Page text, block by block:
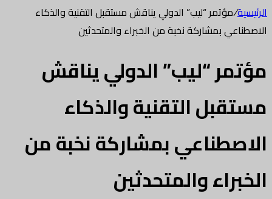
الرئيسية/مؤتمر “ليب” الدولي يناقش مستقبل التقنية والذكاء
الاصطناعي بمشاركة نخبة من الخبراء والمتحدثين
مؤتمر “ليب” الدولي يناقش
مستقبل التقنية والذكاء
الاصطناعي بمشاركة نخبة من
الخبراء والمتحدثين